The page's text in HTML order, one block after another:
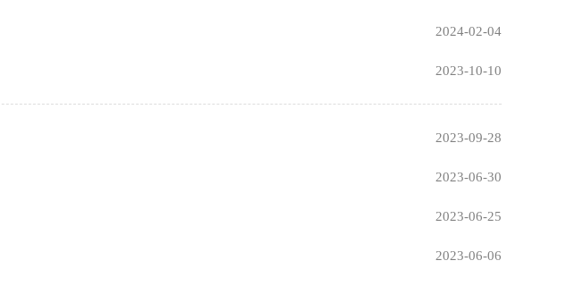
2024-02-04
2023-10-10
2023-09-28
2023-06-30
2023-06-25
2023-06-06